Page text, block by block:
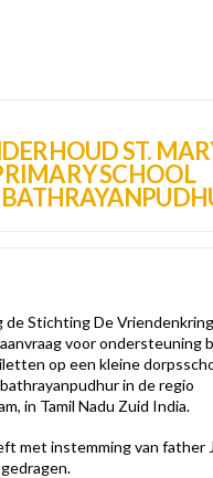
ST.
SCHOOL
de Stichting De
voor ondersteuning
op een kleine
in de regio
in Tamil Nadu Zuid India.
met instemming van father